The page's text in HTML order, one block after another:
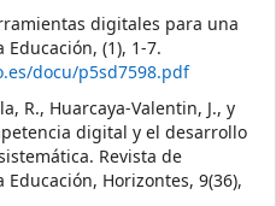
digitales para una
(1), 1-7.
docu/p5sd7598.pdf
R., Huarcaya-Valentin, J., y
digital y el desarrollo
Revista de
Horizontes, 9(36),